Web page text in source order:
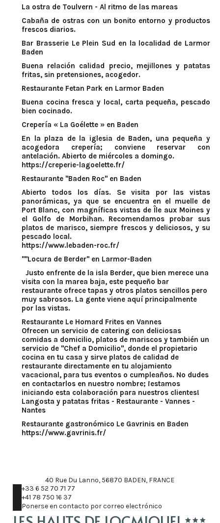
La ostra de Toulvern - Al ritmo de las mareas
Cabaña de ostras con un bonito entorno y productos
frescos diarios.
Bar Brasserie Le Plein Sud en la localidad de Larmor
Baden
Buena relación calidad precio, mejillones y patatas
fritas, sin pretensiones, acogedor.
Restaurante Fetan Park en Larmor Baden
Buena cocina fresca y local, carta pequeña, pescado
bien cocinado.
Crepería « La Goélette » en Baden
En la plaza de la iglesia de Baden, una pequeña y
acogedora crepería; conviene reservar con
antelación. Abierto de miércoles a domingo.
https://creperie-lagoelette.fr/
Restaurante "Baden Roc" en Baden
Abierto todos los días. Se visita por las vistas
panorámicas, ya que se encuentra en el muelle de
Port Blanc, con magníficas vistas de Île aux Moines y
el Golfo de Morbihan. Recomendamos probar sus
platos de marisco, siempre frescos y deliciosos, y su
pescado local.
https://www.lebaden-roc.fr/
""Locura de Berder" en Larmor-Baden
Justo enfrente de la isla Berder, que bien merece una
visita con la marea baja, este pequeño bar
restaurante ofrece tapas y otros platos sencillos pero
muy sabrosos. La gente viene aquí principalmente
por las vistas.
Restaurante Le Homard Frites en Vannes
Ofrecen un servicio de catering con deliciosas
comidas a domicilio, platos de mariscos y también un
servicio de "Chef a Domicilio", donde el propietario
cocina en tu casa y sirve platos de calidad de
restaurante directamente en tu alojamiento
vacacional, para tus eventos o cumpleaños. No dudes
en contactarlos en nuestro nombre; ¡estamos
iniciando esta colaboración para nuestros clientes!
Langosta y patatas fritas - Restaurante - Vannes -
Nantes
Restaurante gastronómico Le Gavrinis en Baden
https://www.gavrinis.fr/
40 Rue Du Lanno, 56870 BADEN, FRANCE
+33 6 52 70 71 77
+41 78 750 16 37
Ponerse en contacto por correo electrónico